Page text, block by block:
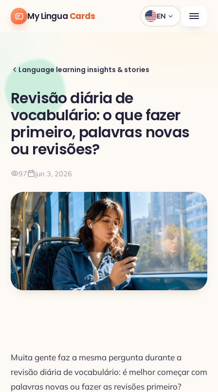
My Lingua Cards EN
Language learning insights & stories
Revisão diária de
vocabulário: o que fazer
primeiro, palavras novas
ou revisões?
97 jun 3, 2026
Muita gente faz a mesma pergunta durante a
revisão diária de vocabulário: é melhor começar com
palavras novas ou fazer as revisões primeiro?